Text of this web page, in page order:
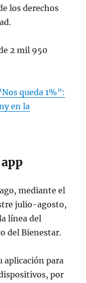
los derechos
2 mil 950
queda 1%”:
en la
mediante el
julio-agosto,
línea del
del Bienestar.
aplicación para
por